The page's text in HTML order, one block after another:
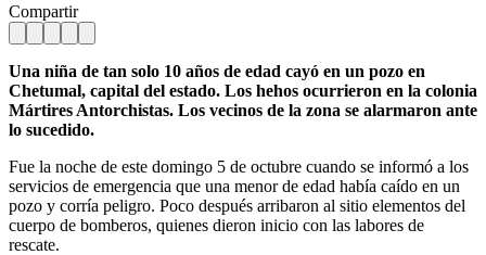
Compartir
Una niña de tan solo 10 años de edad cayó en un pozo en
Chetumal, capital del estado. Los hehos ocurrieron en la colonia
Mártires Antorchistas. Los vecinos de la zona se alarmaron ante
lo sucedido.
Fue la noche de este domingo 5 de octubre cuando se informó a los
servicios de emergencia que una menor de edad había caído en un
pozo y corría peligro. Poco después arribaron al sitio elementos del
cuerpo de bomberos, quienes dieron inicio con las labores de
rescate.